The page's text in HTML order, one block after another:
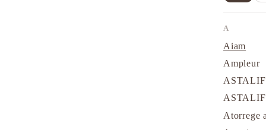
A
Aiam
Ampleur
Atorrege